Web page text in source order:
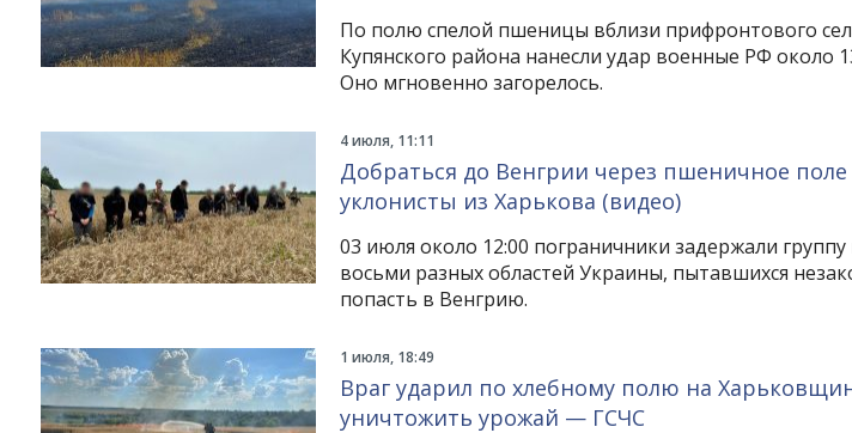
По полю спелой пшеницы вблизи прифронтового
Купянского района нанесли удар военные РФ около
Оно мгновенно загорелось.
4 июля, 11:11
Добраться до Венгрии через пшеничное поле
уклонисты из Харькова (видео)
03 июля около 12:00 пограничники задержали
восьми разных областей Украины, пытавшихся
попасть в Венгрию.
1 июля, 18:49
Враг ударил по хлебному полю на
уничтожить урожай — ГСЧС